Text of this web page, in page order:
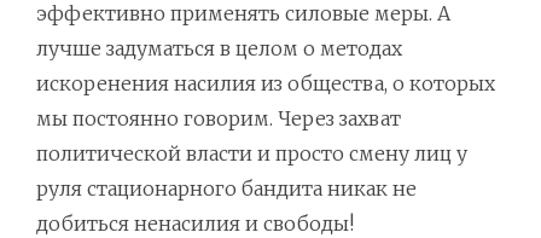
эффективно применять силовые меры. А
лучше задуматься в целом о методах
искоренения насилия из общества, о которых
мы постоянно говорим. Через захват
политической власти и просто смену лиц у
руля стационарного бандита никак не
добиться ненасилия и свободы!